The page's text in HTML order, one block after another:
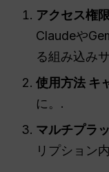
アクセス権
Claudeや
る組み込み
使用方法 キ
に。.
マルチプラ
リプション